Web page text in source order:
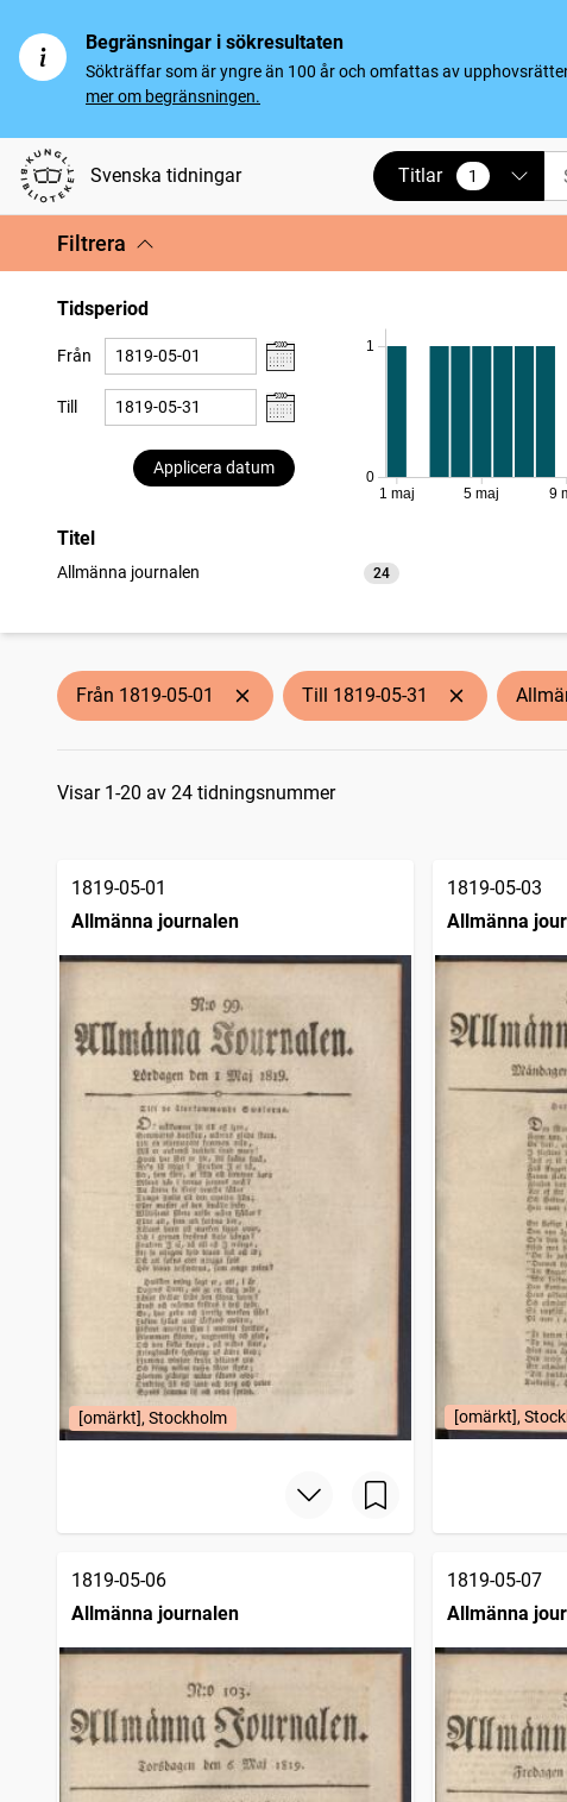
Begränsningar i sökresultaten
Sökträffar som är yngre än 100 år och omfattas av
mer om begränsningen.
Svenska tidningar Titlar 1
vald
Filtrera
Tidsperiod
Från
Till
Applicera datum
0
1
1 maj 5 maj 9
Titel
Allmänna journalen 24
träffar
Från 1819-05-01 Till 1819-05-31
Sökresultat
Visar 1-20 av 24 tidningsnummer
1819-05-01
Allmänna journalen
[omärkt], Stockholm
1819-05-03
Allmänna
[omärkt],
1819-05-06
Allmänna journalen
1819-05-07
Allmänna